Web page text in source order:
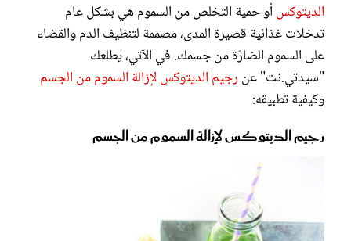
الديتوكسأو حمية التخلص من السموم هي بشكل عام
تدخلات غذائية قصيرة المدى، مصممة لتنظيف الدم والقضاء
على السموم الضارّة من جسمك. في الآتي، يطلعك
"سيدتي.نت" عن رجيم الديتوكس لإزالة السموم من الجسم
وكيفية تطبيقه:
رجيم الديتوكس لإزالة السموم من الجسم
مجلة سيدتي
غلاف رفمي